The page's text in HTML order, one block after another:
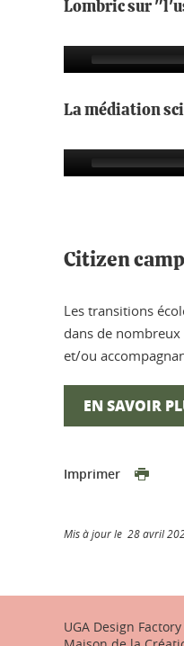
Lombric sur
La médiation
Citizen
Les transitions
dans de
et/ou
EN SAVOIR
Imprimer
Mis à jour le 28 avril
UGA Design Factory